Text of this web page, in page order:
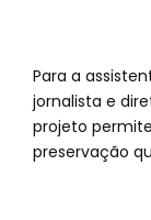
Para a
jornalista e
projeto
preservação